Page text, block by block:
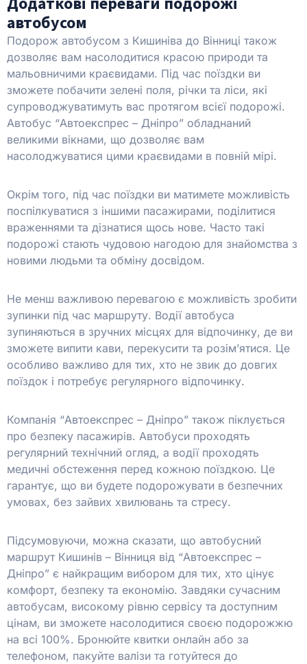
автобусом
Подорож автобусом з Кишиніва до Вінниці також
дозволяє вам насолодитися красою природи та
мальовничими краєвидами. Під час поїздки ви
зможете побачити зелені поля, річки та ліси, які
супроводжуватимуть вас протягом всієї подорожі.
Автобус “Автоекспрес – Дніпро” обладнаний
великими вікнами, що дозволяє вам
насолоджуватися цими краєвидами в повній мірі.
Окрім того, під час поїздки ви матимете можливість
поспілкуватися з іншими пасажирами, поділитися
враженнями та дізнатися щось нове. Часто такі
подорожі стають чудовою нагодою для знайомства з
новими людьми та обміну досвідом.
Не менш важливою перевагою є можливість зробити
зупинки під час маршруту. Водії автобуса
зупиняються в зручних місцях для відпочинку, де ви
зможете випити кави, перекусити та розім’ятися. Це
особливо важливо для тих, хто не звик до довгих
поїздок і потребує регулярного відпочинку.
Компанія “Автоекспрес – Дніпро” також піклується
про безпеку пасажирів. Автобуси проходять
регулярний технічний огляд, а водії проходять
медичні обстеження перед кожною поїздкою. Це
гарантує, що ви будете подорожувати в безпечних
умовах, без зайвих хвилювань та стресу.
Підсумовуючи, можна сказати, що автобусний
маршрут Кишинів – Вінниця від “Автоекспрес –
Дніпро” є найкращим вибором для тих, хто цінує
комфорт, безпеку та економію. Завдяки сучасним
автобусам, високому рівню сервісу та доступним
цінам, ви зможете насолодитися своєю подорожжю
на всі 100%. Бронюйте квитки онлайн або за
телефоном, пакуйте валізи та готуйтеся до